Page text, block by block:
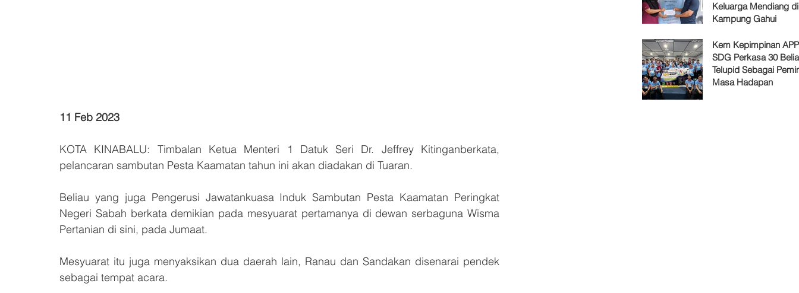
11 Feb 2023
KOTA KINABALU: Timbalan Ketua Menteri 1 Datuk Seri Dr. Jeffrey Kitinganberkata,
pelancaran sambutan Pesta Kaamatan tahun ini akan diadakan di Tuaran.
Beliau yang juga Pengerusi Jawatankuasa Induk Sambutan Pesta Kaamatan Peringkat
Negeri Sabah berkata demikian pada mesyuarat pertamanya di dewan serbaguna Wisma
Pertanian di sini, pada Jumaat.
Mesyuarat itu juga menyaksikan dua daerah lain, Ranau dan Sandakan disenarai pendek
sebagai tempat acara.
Keluarga Mendiang di
Kampung Gahui
Kem Kepimpinan
SDG Perkasa 30 Belia
Telupid Sebagai
Masa Hadapan